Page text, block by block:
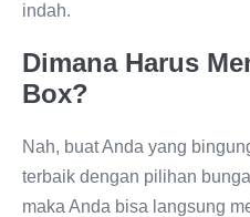
indah.
Dimana Harus
Box?
Nah, buat Anda yang
terbaik dengan pilihan
maka Anda bisa langsung